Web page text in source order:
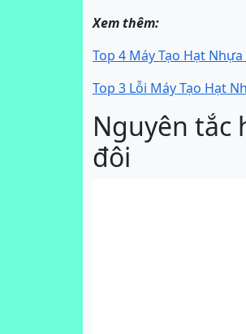
Xem thêm:
Top 4 Máy Tạo Hạt
Top 3 Lỗi Máy Tạo Hạt
Nguyên tắc
đôi